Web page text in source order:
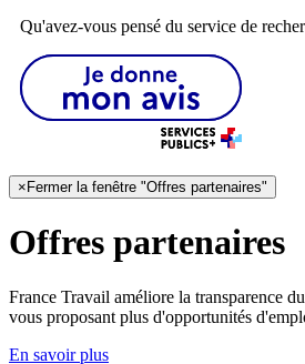
Qu'avez-vous pensé du service de
× Fermer la fenêtre "Offres partenaires"
Offres partenaires
France Travail améliore la transparence
vous proposant plus d'opportunités
En savoir plus